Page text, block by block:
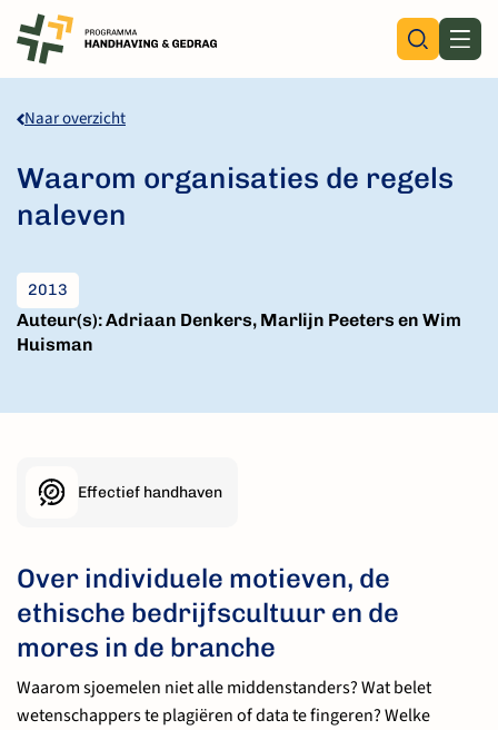
content
Naar overzicht
Waarom organisaties de regels
naleven
2013
Auteur(s): Adriaan Denkers, Marlijn Peeters en Wim
Huisman
Effectief handhaven
Over individuele motieven, de
ethische bedrijfscultuur en de
mores in de branche
Waarom sjoemelen niet alle middenstanders? Wat belet
wetenschappers te plagiëren of data te fingeren? Welke